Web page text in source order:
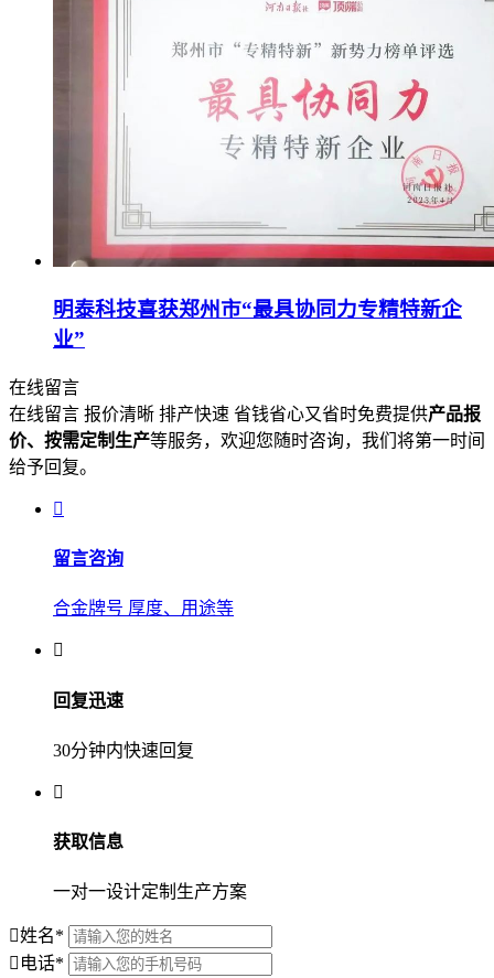
明泰科技喜获郑州市“最具协同力专精特新企
业”
在线留言
在线留言 报价清晰 排产快速 省钱省心又省时免费提供产品报
价、按需定制生产等服务，欢迎您随时咨询，我们将第一时间
给予回复。
留言咨询
合金牌号 厚度、用途等
回复迅速
30分钟内快速回复
获取信息
一对一设计定制生产方案
姓名*
电话*